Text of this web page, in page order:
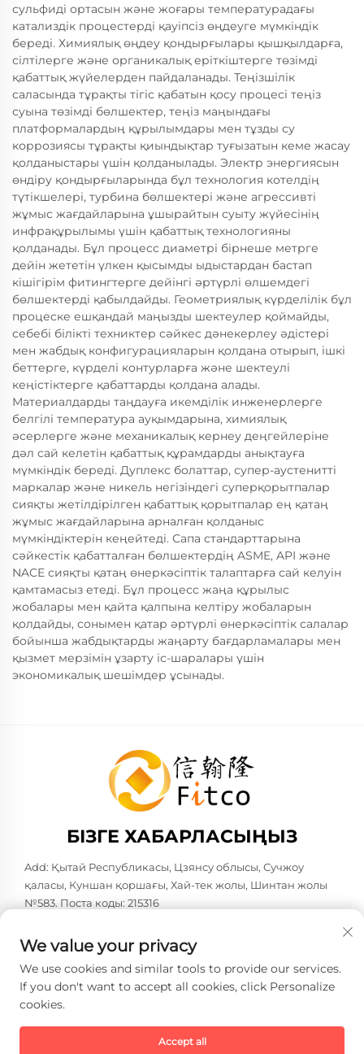
сульфиді ортасын және жоғары температурадағы
катализдік процестерді қауіпсіз өңдеуге мүмкіндік
береді. Химиялық өңдеу қондырғылары қышқылдарға,
сілтілерге және органикалық еріткіштерге төзімді
қабаттық жүйелерден пайдаланады. Теңізшілік
саласында тұрақты тігіс қабатын қосу процесі теңіз
суына төзімді бөлшектер, теңіз маңындағы
платформалардың құрылымдары мен тұзды су
коррозиясы тұрақты қиындықтар туғызатын кеме жасау
қолданыстары үшін қолданылады. Электр энергиясын
өндіру қондырғыларында бұл технология котелдің
түтікшелері, турбина бөлшектері және агрессивті
жұмыс жағдайларына ұшырайтын суыту жүйесінің
инфрақұрылымы үшін қабаттық технологияны
қолданады. Бұл процесс диаметрі бірнеше метрге
дейін жететін үлкен қысымды ыдыстардан бастап
кішігірім фитингтерге дейінгі әртүрлі өлшемдегі
бөлшектерді қабылдайды. Геометриялық күрделілік бұл
процеске ешқандай маңызды шектеулер қоймайды,
себебі білікті техниктер сәйкес дәнекерлеу әдістері
мен жабдық конфигурацияларын қолдана отырып, ішкі
беттерге, күрделі контурларға және шектеулі
кеңістіктерге қабаттарды қолдана алады.
Материалдарды таңдауға икемділік инженерлерге
белгілі температура ауқымдарына, химиялық
әсерлерге және механикалық кернеу деңгейлеріне
дәл сай келетін қабаттық құрамдарды анықтауға
мүмкіндік береді. Дуплекс болаттар, супер-аустенитті
маркалар және никель негізіндегі суперқорытпалар
сияқты жетілдірілген қабаттық қорытпалар ең қатаң
жұмыс жағдайларына арналған қолданыс
мүмкіндіктерін кеңейтеді. Сапа стандарттарына
сәйкестік қабатталған бөлшектердің ASME, API және
NACE сияқты қатаң өнеркәсіптік талаптарға сай келуін
қамтамасыз етеді. Бұл процесс жаңа құрылыс
жобалары мен қайта қалпына келтіру жобаларын
қолдайды, сонымен қатар әртүрлі өнеркәсіптік салалар
бойынша жабдықтарды жаңарту бағдарламалары мен
қызмет мерзімін ұзарту іс-шаралары үшін
экономикалық шешімдер ұсынады.
БІЗГЕ ХАБАРЛАСЫҢЫЗ
Add: Қытай Республикасы, Цзянсу облысы, Сучжоу
қаласы, Куншан қоршағы, Хай-тек жолы, Шинтан жолы
№583. Поста коды: 215316
Электрондық пошта:
[email protected]
Copyright © 2026 Faith-Han Intelligent Technology Co., Ltd.
саясаты
We value your privacy
We use cookies and similar tools to provide our services.
If you don't want to accept all cookies, click Personalize
cookies.
Accept all